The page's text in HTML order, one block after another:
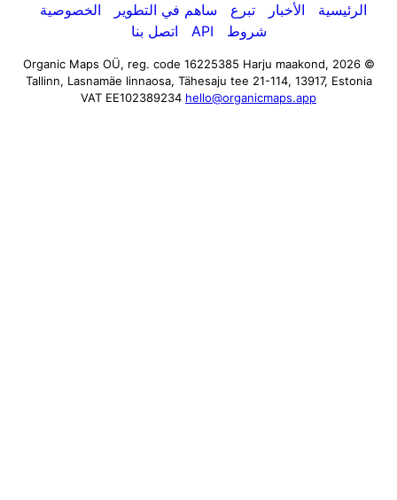
الرئيسية الأخبار تبرع ساهم في التطوير
الخصوصية
شروط
API اتصل بنا
© 2026 Organic Maps OÜ, reg. code 16225385
Harju maakond,
Tallinn, Lasnamäe linnaosa, Tähesaju tee 21-114, 13917, Estonia
VAT EE102389234 hello@organicmaps.app